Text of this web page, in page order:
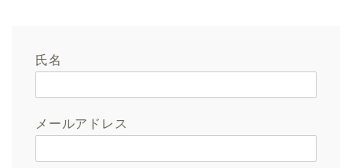
氏名
メールアドレス